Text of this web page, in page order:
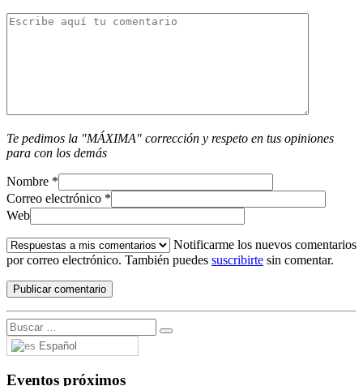
Te pedimos la "MÁXIMA" corrección y respeto en tus opiniones
para con los demás
Nombre *
Correo electrónico *
Web
Notificarme los nuevos comentarios
por correo electrónico. También puedes suscribirte sin comentar.
Español
Eventos próximos